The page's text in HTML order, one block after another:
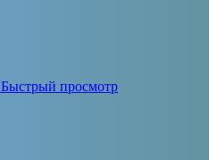
Быстрый просмотр